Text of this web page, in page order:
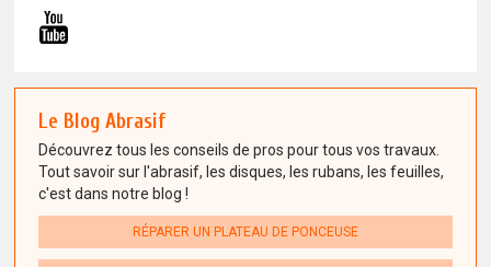
Le Blog Abrasif
Découvrez tous les conseils de pros pour tous vos travaux.
Tout savoir sur l'abrasif, les disques, les rubans, les feuilles,
c'est dans notre blog !
RÉPARER UN PLATEAU DE PONCEUSE